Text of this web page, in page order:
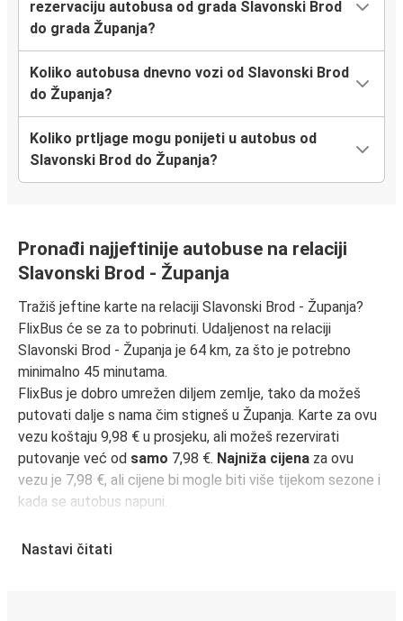
rezervaciju autobusa od grada Slavonski Brod
do grada Županja?
Koliko autobusa dnevno vozi od Slavonski Brod
do Županja?
Koliko prtljage mogu ponijeti u autobus od
Slavonski Brod do Županja?
Pronađi najjeftinije autobuse na relaciji
Slavonski Brod - Županja
Tražiš jeftine karte na relaciji Slavonski Brod - Županja?
FlixBus će se za to pobrinuti. Udaljenost na relaciji
Slavonski Brod - Županja je 64 km, za što je potrebno
minimalno 45 minutama.
FlixBus je dobro umrežen diljem zemlje, tako da možeš
putovati dalje s nama čim stigneš u Županja. Karte za ovu
vezu koštaju 9,98 € u prosjeku, ali možeš rezervirati
putovanje već od samo 7,98 €. Najniža cijena za ovu
vezu je 7,98 €, ali cijene bi mogle biti više tijekom sezone i
kada se autobus napuni.
rezerviraj unaprijed
Nastavi čitati